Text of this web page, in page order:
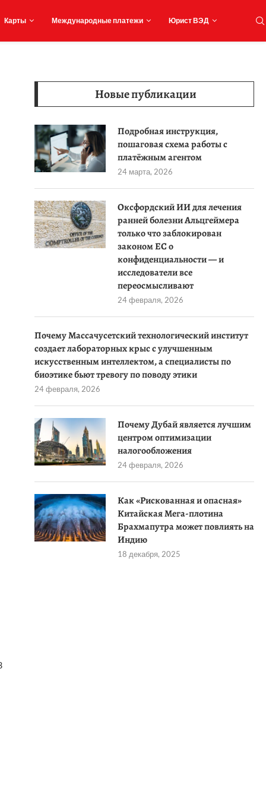
Карты Международные платежи Юрист ВЭД
Новые публикации
Подробная инструкция,
пошаговая схема работы с
платёжным агентом
24 марта, 2026
Оксфордский ИИ для лечения
ранней болезни Альцгеймера
только что заблокирован
законом ЕС о
конфиденциальности — и
исследователи все
переосмысливают
24 февраля, 2026
Почему Массачусетский технологический институт
создает лабораторных крыс с улучшенным
искусственным интеллектом, а специалисты по
биоэтике бьют тревогу по поводу этики
24 февраля, 2026
Почему Дубай является лучшим
центром оптимизации
налогообложения
24 февраля, 2026
Как «Рискованная и опасная»
Китайская Мега-плотина
Брахмапутра может повлиять на
Индию
18 декабря, 2025